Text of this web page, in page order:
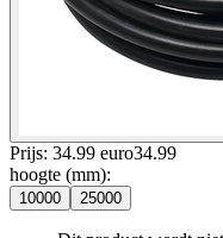
Prijs: 34.99 euro34.99
hoogte (mm):
10000 25000